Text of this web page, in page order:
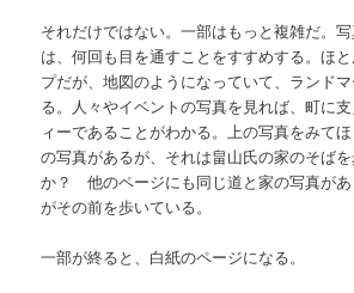
それだけではない。一部はもっと複雑だ。
は、何回も目を通すことをすすめする。ほ
プだが、地図のようになっていて、ランド
る。人々やイベントの写真を見れば、町に
ィーであることがわかる。上の写真をみて
の写真があるが、それは畠山氏の家のそば
か？ 他のページにも同じ道と家の写真があ
がその前を歩いている。
一部が終ると、白紙のページになる。